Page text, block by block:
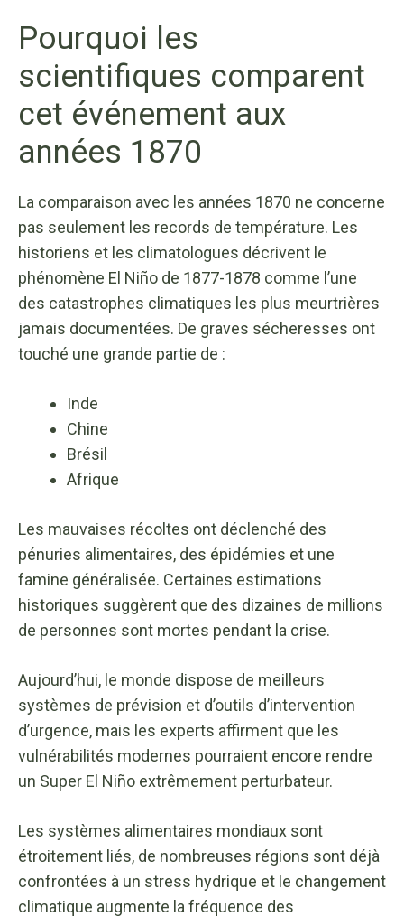
Pourquoi les
scientifiques comparent
cet événement aux
années 1870
La comparaison avec les années 1870 ne concerne
pas seulement les records de température. Les
historiens et les climatologues décrivent le
phénomène El Niño de 1877-1878 comme l’une
des catastrophes climatiques les plus meurtrières
jamais documentées. De graves sécheresses ont
touché une grande partie de :
Inde
Chine
Brésil
Afrique
Les mauvaises récoltes ont déclenché des
pénuries alimentaires, des épidémies et une
famine généralisée. Certaines estimations
historiques suggèrent que des dizaines de millions
de personnes sont mortes pendant la crise.
Aujourd’hui, le monde dispose de meilleurs
systèmes de prévision et d’outils d’intervention
d’urgence, mais les experts affirment que les
vulnérabilités modernes pourraient encore rendre
un Super El Niño extrêmement perturbateur.
Les systèmes alimentaires mondiaux sont
étroitement liés, de nombreuses régions sont déjà
confrontées à un stress hydrique et le changement
climatique augmente la fréquence des